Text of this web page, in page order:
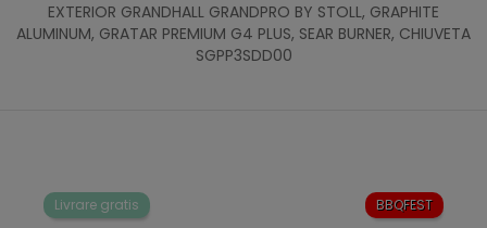
EXTERIOR GRANDHALL GRANDPRO BY STOLL, GRAPHITE
ALUMINUM, GRATAR PREMIUM G4 PLUS, SEAR BURNER, CHIUVETA
SGPP3SDD00
BBQFEST
Livrare gratis